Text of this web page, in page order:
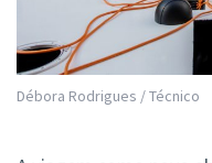
Débora Rodrigues / Técnico